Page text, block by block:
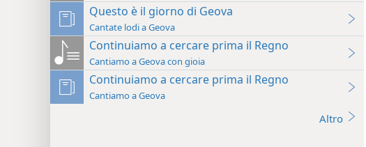
Questo è il giorno di Geova
Cantate lodi a Geova
Continuiamo a cercare prima il Regno
Cantiamo a Geova con gioia
Continuiamo a cercare prima il Regno
Cantiamo a Geova
Altro